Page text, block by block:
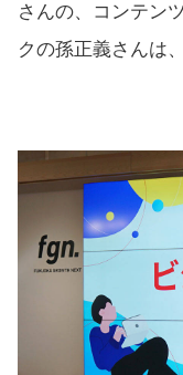
さんの、コンテン
クの孫正義さんは